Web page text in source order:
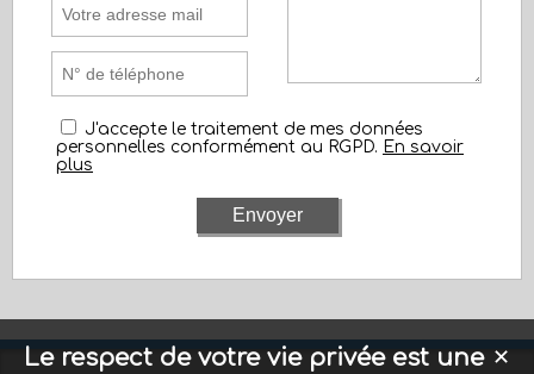
J'accepte le traitement de mes données
personnelles conformément au RGPD. En savoir
plus
✕
Le respect de votre vie privée est une